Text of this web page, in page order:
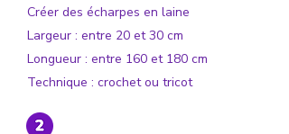
Créer des écharpes en laine
Largeur : entre 20 et 30 cm
Longueur : entre 160 et 180 cm
Technique : crochet ou tricot